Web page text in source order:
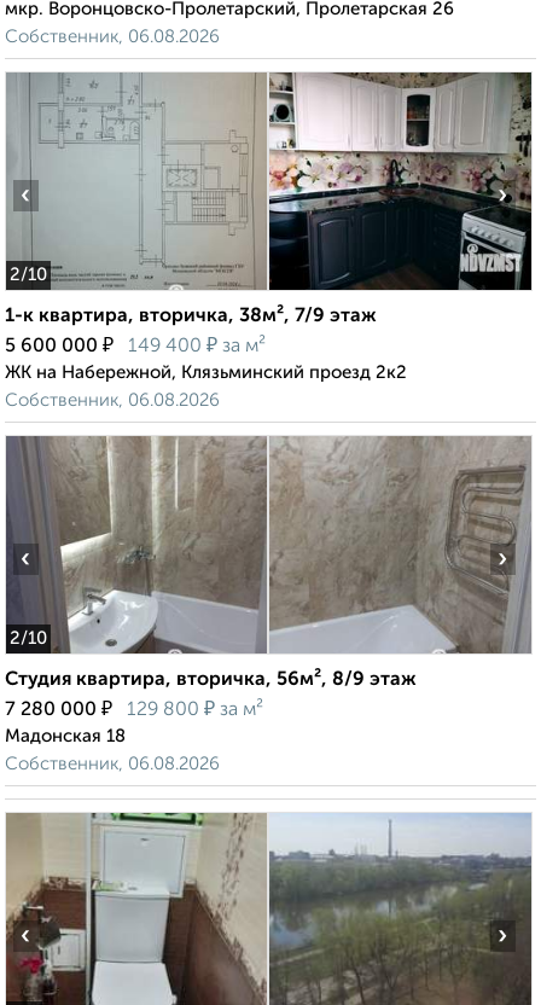
мкр. Воронцовско-Пролетарский, Пролетарская 26
Собственник, 06.08.2026
2/10
‹ ›
1-к квартира, вторичка, 38м², 7/9 этаж
5 600 000 ₽ 149 400 ₽ за м²
ЖК на Набережной, Клязьминский проезд 2к2
Собственник, 06.08.2026
2/10
‹ ›
Студия квартира, вторичка, 56м², 8/9 этаж
7 280 000 ₽ 129 800 ₽ за м²
Мадонская 18
Собственник, 06.08.2026
‹ ›